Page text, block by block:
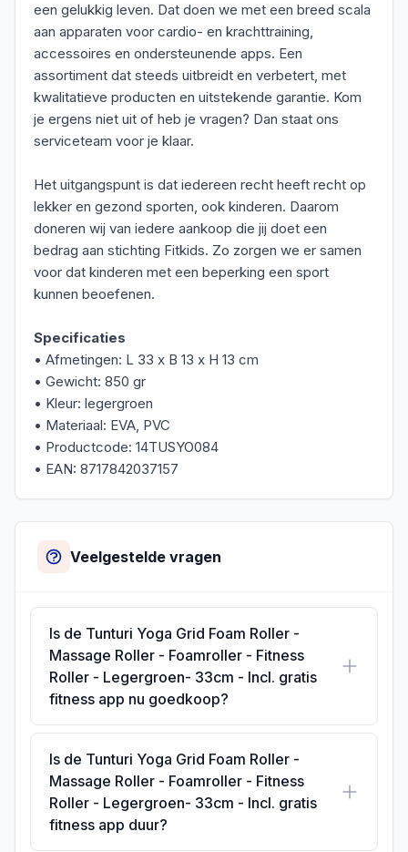
een gelukkig leven. Dat doen we met een breed scala
aan apparaten voor cardio- en krachttraining,
accessoires en ondersteunende apps. Een
assortiment dat steeds uitbreidt en verbetert, met
kwalitatieve producten en uitstekende garantie. Kom
je ergens niet uit of heb je vragen? Dan staat ons
serviceteam voor je klaar.
Het uitgangspunt is dat iedereen recht heeft recht op
lekker en gezond sporten, ook kinderen. Daarom
doneren wij van iedere aankoop die jij doet een
bedrag aan stichting Fitkids. Zo zorgen we er samen
voor dat kinderen met een beperking een sport
kunnen beoefenen.
Specificaties
• Afmetingen: L 33 x B 13 x H 13 cm
• Gewicht: 850 gr
• Kleur: legergroen
• Materiaal: EVA, PVC
• Productcode: 14TUSYO084
• EAN: 8717842037157
Veelgestelde vragen
Is de Tunturi Yoga Grid Foam Roller -
Massage Roller - Foamroller - Fitness
Roller - Legergroen- 33cm - Incl. gratis
fitness app nu goedkoop?
Is de Tunturi Yoga Grid Foam Roller -
Massage Roller - Foamroller - Fitness
Roller - Legergroen- 33cm - Incl. gratis
fitness app duur?